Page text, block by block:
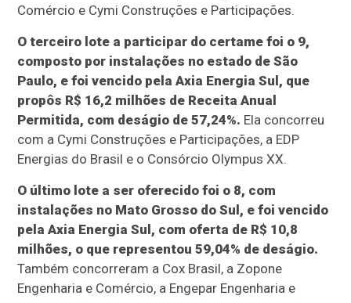
Comércio e Cymi Construções e Participações.
O terceiro lote a participar do certame foi o 9,
composto por instalações no estado de São
Paulo, e foi vencido pela Axia Energia Sul, que
propôs R$ 16,2 milhões de Receita Anual
Permitida, com deságio de 57,24%. Ela concorreu
com a Cymi Construções e Participações, a EDP
Energias do Brasil e o Consórcio Olympus XX.
O último lote a ser oferecido foi o 8, com
instalações no Mato Grosso do Sul, e foi vencido
pela Axia Energia Sul, com oferta de R$ 10,8
milhões, o que representou 59,04% de deságio.
Também concorreram a Cox Brasil, a Zopone
Engenharia e Comércio, a Engepar Engenharia e